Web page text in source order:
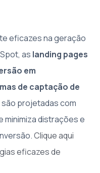
eficazes na geração
as landing pages
em
de captação de
projetadas com
minimiza distrações e
Clique aqui
eficazes de